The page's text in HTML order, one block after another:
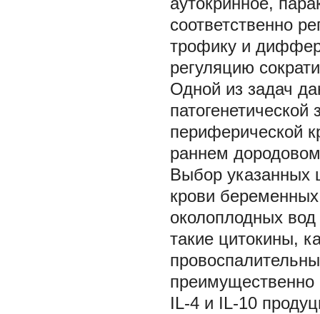
соответственно
трофику и
регуляцию
Одной из задач
периферической
раннем
Выбор указанных
крови
околоплодных
такие цитокины,
IL-4 и IL-10